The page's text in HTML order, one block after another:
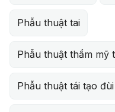
Phẫu thuật tai
Phẫu thuật thẩm mỹ
Phẫu thuật tái tạo đùi